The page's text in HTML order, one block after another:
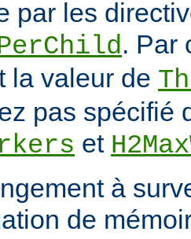
par les
. Par
la valeur de
pas spécifié
et
à
de